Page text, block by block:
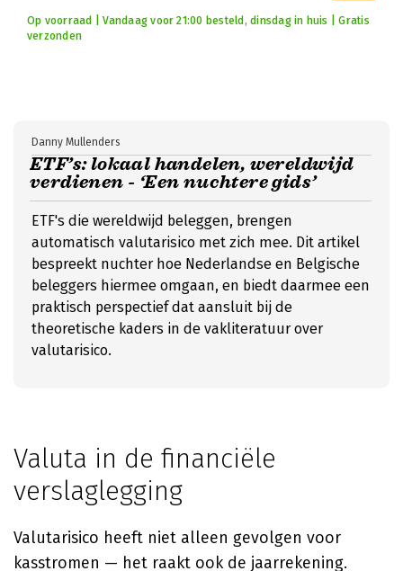
Op voorraad | Vandaag voor 21:00 besteld, dinsdag in huis | Gratis
verzonden
ETF’s: lokaal handelen, wereldwijd
verdienen - ‘Een nuchtere gids’
Danny Mullenders
ETF's die wereldwijd beleggen, brengen
automatisch valutarisico met zich mee. Dit artikel
bespreekt nuchter hoe Nederlandse en Belgische
beleggers hiermee omgaan, en biedt daarmee een
praktisch perspectief dat aansluit bij de
theoretische kaders in de vakliteratuur over
valutarisico.
Valuta in de financiële
verslaglegging
Valutarisico heeft niet alleen gevolgen voor
kasstromen — het raakt ook de jaarrekening.